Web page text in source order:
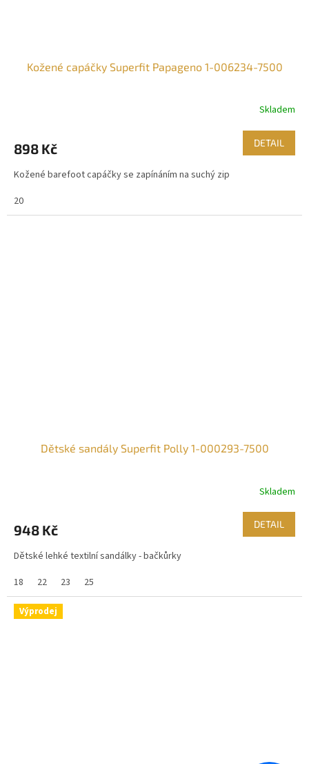
Kožené capáčky Superfit Papageno 1-006234-7500
Skladem
898 Kč DETAIL
Kožené barefoot capáčky se zapínáním na suchý zip
20
Dětské sandály Superfit Polly 1-000293-7500
Skladem
948 Kč DETAIL
Dětské lehké textilní sandálky - bačkůrky
18
22 23 25
Výprodej